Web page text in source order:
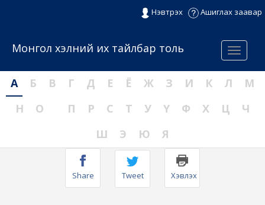
Нэвтрэх Ашиглах заавар
Menu
Монгол хэлний их тайлбар толь
А Б В Г Д Е Ё Ж З И К Л
М
Н
О П Р С Т У Ү Ф Х Ц
Ч
Ш
Э Ю Я
Share Tweet Хэвлэх